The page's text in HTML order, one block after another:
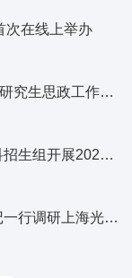
次在线上举办
究生思政工作会
招生组开展2020
行调研上海光学